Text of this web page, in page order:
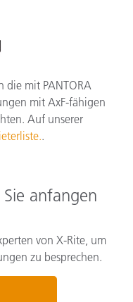
die mit PANTORA
mit AxF-fähigen
Auf unserer
.
anfangen
von X-Rite, um
zu besprechen.